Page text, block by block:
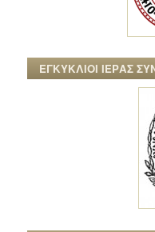
ΕΓΚΥΚΛΙΟΙ ΙΕΡΑΣ